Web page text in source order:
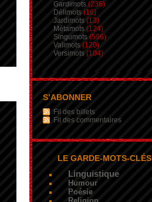
Gardimots (236)
Délimots (16)
Jardimots (13)
Métamots (124)
Singumots (596)
Valimots (120)
Versimots (104)
S’ABONNER
Fil des billets
Fil des commentaires
LE GARDE-MOTS-CLÉS
Linguistique
Humour
Poésie